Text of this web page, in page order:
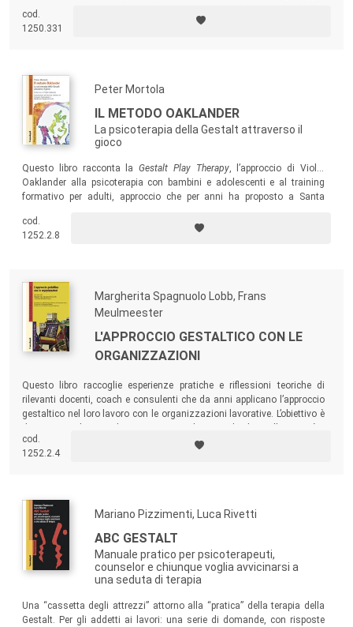
ancora bisogno di rivoluzioni, cioè della consapevolezza che un
percorso è stato completato e ora bisogna avere il coraggio e la voglia
cod.
1250.331
Peter Mortola
IL METODO OAKLANDER
La psicoterapia della Gestalt attraverso il
gioco
Questo libro racconta laGestalt Play Therapy, l’approccio di Violet
Oaklander alla psicoterapia con bambini e adolescenti e al training
formativo per adulti, approccio che per anni ha proposto a Santa
spagnolo e rumeno – rivolto a chiunque sia interessato al lavoro
evolutivo in contesti educativi, terapeutici o di sostegno.
cod.
1252.2.8
Margherita Spagnuolo Lobb, Frans
Meulmeester
L'APPROCCIO GESTALTICO CON LE
ORGANIZZAZIONI
Questo libro raccoglie esperienze pratiche e riflessioni teoriche di
rilevanti docenti, coach e consulenti che da anni applicano l’approccio
gestaltico nel loro lavoro con le organizzazioni lavorative. L’obiettivo è
agevolarne il contributo creativo, perché le persone possano dare il
meglio di sé alle organizzazioni di cui sono parte.
cod.
1252.2.4
Mariano Pizzimenti, Luca Rivetti
ABC GESTALT
Manuale pratico per psicoterapeuti,
counselor e chiunque voglia avvicinarsi a
una seduta di terapia
Una “cassetta degli attrezzi” attorno alla “pratica” della terapia della
Gestalt. Per gli addetti ai lavori: una serie di domande, con risposte